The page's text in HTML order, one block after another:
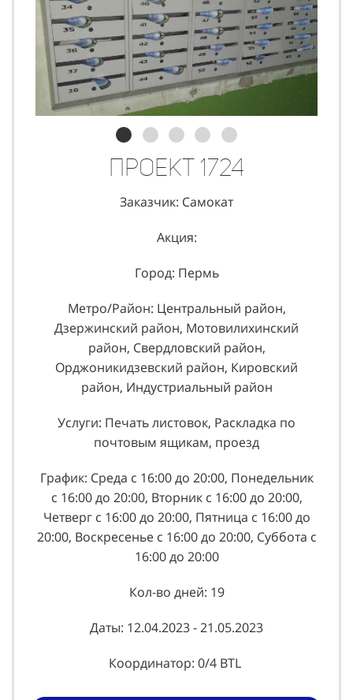
Проект 1724
Заказчик: Самокат
Акция:
Город: Пермь
Метро/Район: Центральный район,
Дзержинский район, Мотовилихинский
район, Свердловский район,
Орджоникидзевский район, Кировский
район, Индустриальный район
Услуги: Печать листовок, Раскладка по
почтовым ящикам, проезд
График: Среда с 16:00 до 20:00, Понедельник
с 16:00 до 20:00, Вторник с 16:00 до 20:00,
Четверг с 16:00 до 20:00, Пятница с 16:00 до
20:00, Воскресенье с 16:00 до 20:00, Суббота с
16:00 до 20:00
Кол-во дней: 19
Даты: 12.04.2023 - 21.05.2023
Координатор: 0/4 BTL